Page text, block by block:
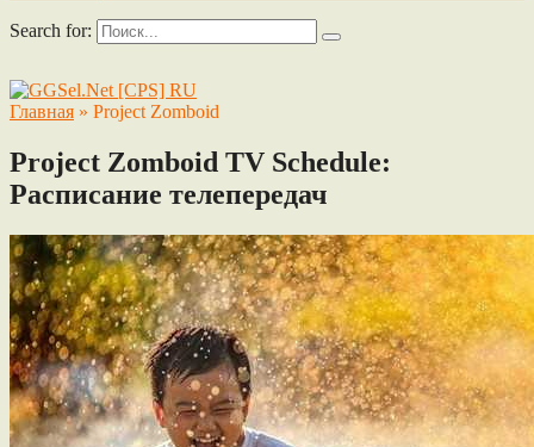
Search for:
Главная » Project Zomboid
Project Zomboid TV Schedule:
Расписание телепередач